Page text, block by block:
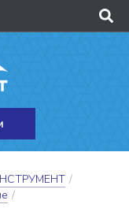
/
/